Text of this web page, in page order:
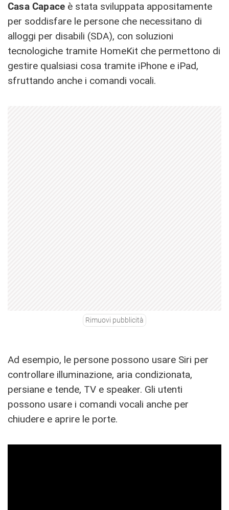
Casa Capace è stata sviluppata appositamente
per soddisfare le persone che necessitano di
alloggi per disabili (SDA), con soluzioni
tecnologiche tramite HomeKit che permettono di
gestire qualsiasi cosa tramite iPhone e iPad,
sfruttando anche i comandi vocali.
Rimuovi pubblicità
Ad esempio, le persone possono usare Siri per
controllare illuminazione, aria condizionata,
persiane e tende, TV e speaker. Gli utenti
possono usare i comandi vocali anche per
chiudere e aprire le porte.